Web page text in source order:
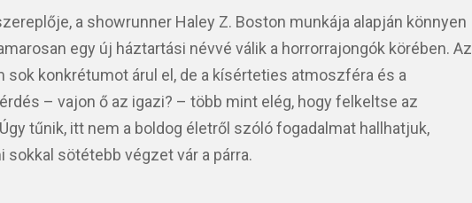
a showrunner Haley Z. Boston munkája alapján könnyen
egy új háztartási névvé válik a horrorrajongók körében. Az
sok konkrétumot árul el, de a kísérteties atmoszféra és a
– vajon ő az igazi? – több mint elég, hogy felkeltse az
tűnik, itt nem a boldog életről szóló fogadalmat hallhatjuk,
sokkal sötétebb végzet vár a párra.